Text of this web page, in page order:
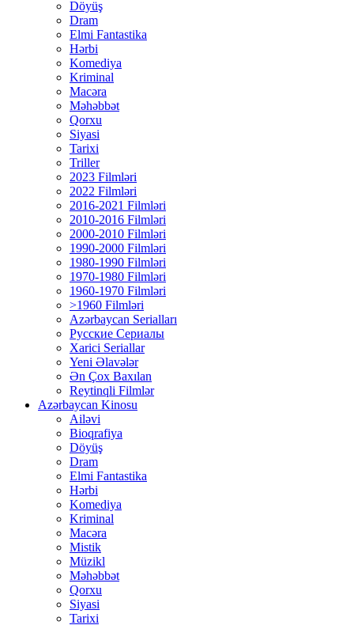
Döyüş
Dram
Elmi Fantastika
Hərbi
Komediya
Kriminal
Macəra
Məhəbbət
Qorxu
Siyasi
Tarixi
Triller
2023 Filmləri
2022 Filmləri
2016-2021 Filmləri
2010-2016 Filmləri
2000-2010 Filmləri
1990-2000 Filmləri
1980-1990 Filmləri
1970-1980 Filmləri
1960-1970 Filmləri
>1960 Filmləri
Azərbaycan Serialları
Русские Сериалы
Xarici Seriallar
Yeni Əlavələr
Ən Çox Baxılan
Reytinqli Filmlər
Azərbaycan Kinosu
Ailəvi
Bioqrafiya
Döyüş
Dram
Elmi Fantastika
Hərbi
Komediya
Kriminal
Macəra
Mistik
Müzikl
Məhəbbət
Qorxu
Siyasi
Tarixi